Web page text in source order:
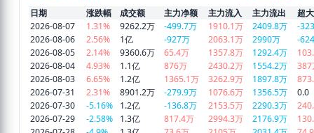
日期
涨跌幅 成交额 主力净额 主力流入 主力流出
超
2026-08-07
1.31% 9262.2万 -499.7万 1910.1万 2409.8万
-
2026-08-06
2.56% 1亿 -927万 2063.1万 2990万
-
2026-08-05
2.14% 9360.6万 65.4万 1357.8万 1292.4万
2026-08-04
4.93% 1.1亿 876万 2430.2万 1554.2万
387
2026-08-03
6.65% 1.2亿 1365.1万 3262.9万 1897.8万
2026-07-31
2.31% 8901.2万 -279.9万 1076.6万 1356.5万
0.0
2026-07-30
-5.16% 1.2亿 -136.8万 2153.5万 2290.3万
2026-07-29
-2.58% 1.3亿 817.4万 2994.3万 2176.9万